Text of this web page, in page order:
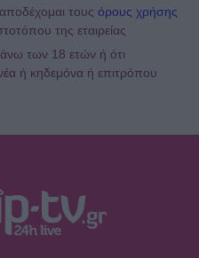
τους όρους χρήσης
της εταιρείας
των 18 ετών ή ότι
ή κηδεμόνα ή επιτρόπου